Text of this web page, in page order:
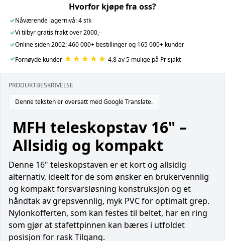
Hvorfor kjøpe fra oss?
✓Nåværende lagernivå: 4 stk
✓Vi tilbyr gratis frakt over 2000,-
✓Online siden 2002: 460 000+ bestillinger og 165 000+ kunder
✓Fornøyde kunder ★★★★★ 4.8 av 5 mulige på Prisjakt
PRODUKTBESKRIVELSE
Denne teksten er oversatt med Google Translate.
MFH teleskopstav 16" –
Allsidig og kompakt
Denne 16" teleskopstaven er et kort og allsidig
alternativ, ideelt for de som ønsker en brukervennlig
og kompakt forsvarsløsning konstruksjon og et
håndtak av grepsvennlig, myk PVC for optimalt grep.
Nylonkofferten, som kan festes til beltet, har en ring
som gjør at stafettpinnen kan bæres i utfoldet
posisjon for rask Tilgang.